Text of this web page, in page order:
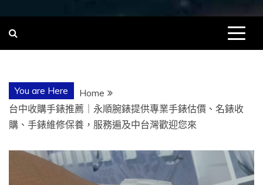
You are Here
Home
台中收購手錶推薦｜永順腕錶提供專業手錶估價、名錶收
購、手錶維修保養，服務遍及中台灣歡迎您來